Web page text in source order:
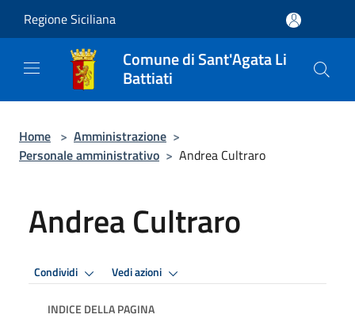
Regione Siciliana
Comune di Sant'Agata Li
Battiati
Home > Amministrazione >
Personale amministrativo > Andrea Cultraro
Andrea Cultraro
Condividi Vedi azioni
INDICE DELLA PAGINA